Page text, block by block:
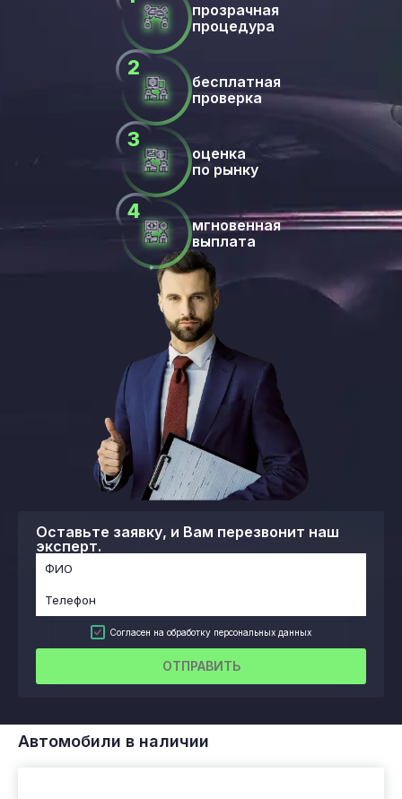
Оставьте заявку, и Вам перезвонит наш
эксперт.
Согласен на обработку персональных данных
ОТПРАВИТЬ
прозрачная
процедура
бесплатная
проверка
оценка
по рынку
мгновенная
выплата
Автомобили в наличии